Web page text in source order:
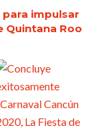
impulsar
Quintana Roo